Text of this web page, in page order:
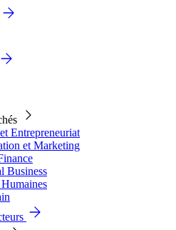
Entrepreneuriat
et Marketing
Business